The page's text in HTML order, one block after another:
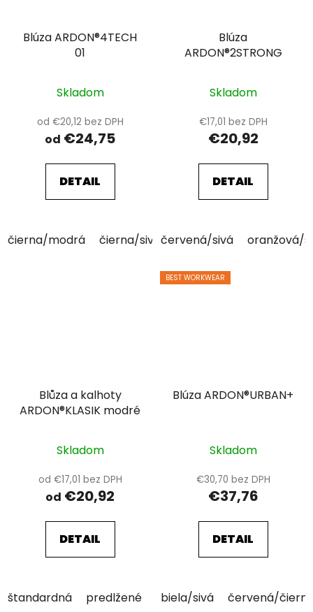
Blúza ARDON®4TECH
01
Skladom
od €20,12 bez DPH
od €24,75
DETAIL
čierna/modrá čierna/sivá
Blúza
ARDON®2STRONG
Skladom
€17,01 bez DPH
€20,92
DETAIL
červená/sivá oranžová/
Blůza a kalhoty
ARDON®KLASIK modré
Skladom
od €17,01 bez DPH
od €20,92
DETAIL
štandardná predlžené
BEST WORKWEAR
Blúza ARDON®URBAN+
Skladom
€30,70 bez DPH
€37,76
DETAIL
biela/sivá červená/